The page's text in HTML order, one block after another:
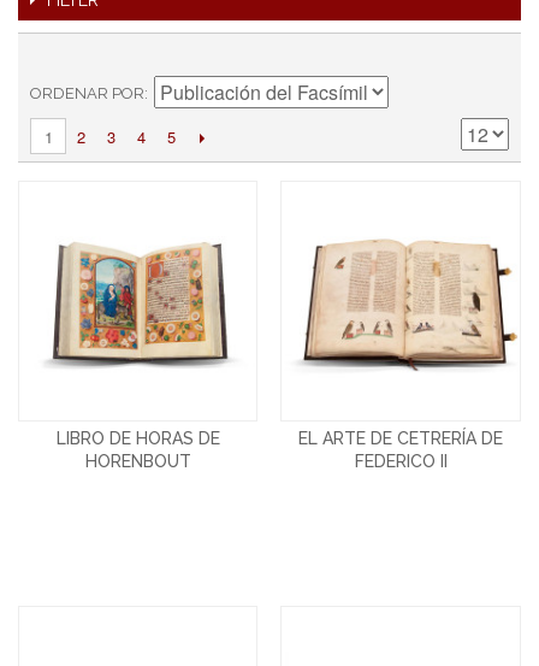
ORDENAR POR
1 2 3 4 5
LIBRO DE HORAS DE
HORENBOUT
EL ARTE DE CETRERÍA DE
FEDERICO II